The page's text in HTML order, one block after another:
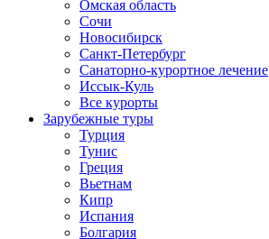
Омская область
Сочи
Новосибирск
Санкт-Петербург
Санаторно-курортное лечение
Иссык-Куль
Все курорты
Зарубежные туры
Турция
Тунис
Греция
Вьетнам
Кипр
Испания
Болгария